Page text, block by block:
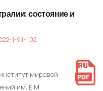
состояниеи
1-91-102
мировой
им. Е.М.